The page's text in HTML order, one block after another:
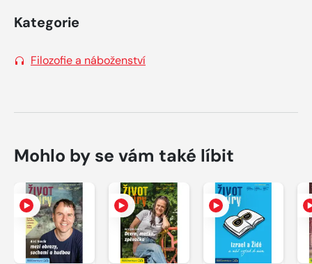
Kategorie
Filozofie a náboženství
Mohlo by se vám také líbit